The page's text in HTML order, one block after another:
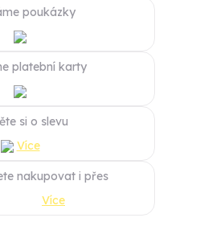
poukázky
platební karty
si o slevu
Více
nakupovat i přes
Více